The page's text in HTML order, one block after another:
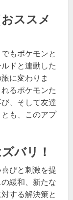
ススメ
もポケモンと
ドと連動した
に変わりま
るポケモンた
、そして友達
も、このアプ
バリ！
びと刺激を提
緩和、新たな
する解決策と